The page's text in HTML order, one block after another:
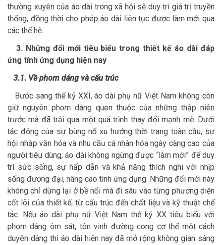
thường xuyên của áo dài trong xã hội sẽ duy trì giá trị truyền
thống, đồng thời cho phép áo dài liên tục được làm mới qua
các thế hệ.
3. Những đổi mới tiêu biểu trong thiết kế áo dài đáp
ứng tính ứng dụng hiện nay
3.1. Về phom dáng và cấu trúc
Bước sang thế kỷ XXI, áo dài phụ nữ Việt Nam không còn
giữ nguyên phom dáng quen thuộc của những thập niên
trước mà đã trải qua một quá trình thay đổi mạnh mẽ. Dưới
tác động của sự bùng nổ xu hướng thời trang toàn cầu, sự
hội nhập văn hóa và nhu cầu cá nhân hóa ngày càng cao của
người tiêu dùng, áo dài không ngừng được “làm mới” để duy
trì sức sống, sự hấp dẫn và khả năng thích nghi với nhịp
sống đương đại, nâng cao tính ứng dụng. Những đổi mới này
không chỉ dừng lại ở bề nổi mà đi sâu vào từng phương diện
cốt lõi của thiết kế, từ cấu trúc đến chất liệu và kỹ thuật chế
tác. Nếu áo dài phụ nữ Việt Nam thế kỷ XX tiêu biểu với
phom dáng ôm sát, tôn vinh đường cong cơ thể một cách
duyên dáng thì áo dài hiện nay đã mở rộng không gian sáng